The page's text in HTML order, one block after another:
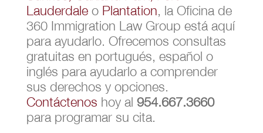
Lauderdaleo Plantation, la Oficina de
360 Immigration Law Group está aquí
para ayudarlo. Ofrecemos consultas
gratuitas en portugués, español o
inglés para ayudarlo a comprender
sus derechos y opciones.
Contáctenos hoy al 954.667.3660
para programar su cita.